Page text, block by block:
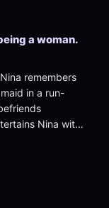
a woman.
remembers
in a run-
Nina with